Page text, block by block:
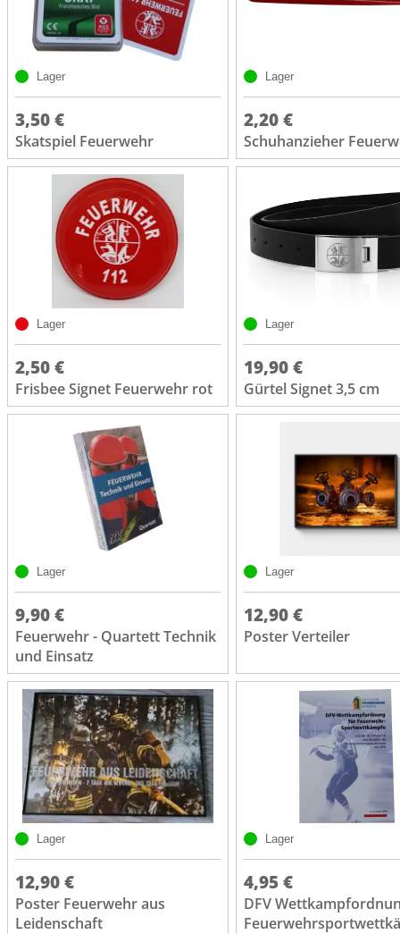
Lager
3,50 €
Skatspiel Feuerwehr
Lager
2,20 €
Schuhanzieher
Lager
2,50 €
Frisbee Signet Feuerwehr rot
Lager
19,90 €
Gürtel Signet 3,5 cm
Lager
9,90 €
Feuerwehr - Quartett Technik
und Einsatz
Lager
12,90 €
Poster Verteiler
Lager
12,90 €
Poster Feuerwehr aus
Leidenschaft
Lager
4,95 €
DFV